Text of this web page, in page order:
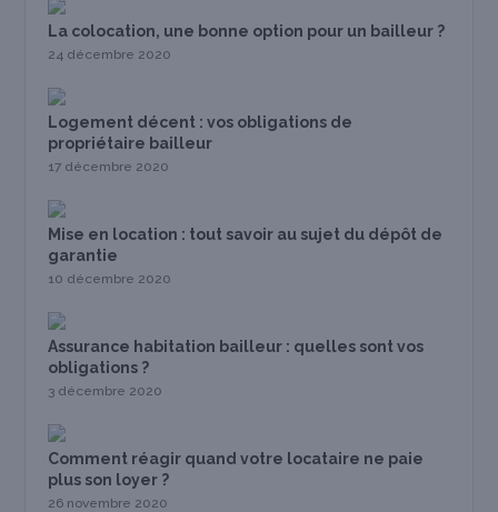
La colocation, une bonne option pour un bailleur ?
24 décembre 2020
Logement décent : vos obligations de
propriétaire bailleur
17 décembre 2020
Mise en location : tout savoir au sujet du dépôt de
garantie
10 décembre 2020
Assurance habitation bailleur : quelles sont vos
obligations ?
3 décembre 2020
Comment réagir quand votre locataire ne paie
plus son loyer ?
26 novembre 2020